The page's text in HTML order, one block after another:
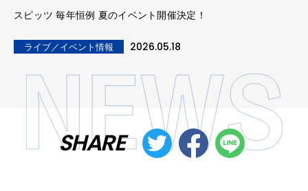
スピッツ 毎年恒例 夏のイベント開催決定！
ライブ／イベント情報 2026.05.18
SHARE